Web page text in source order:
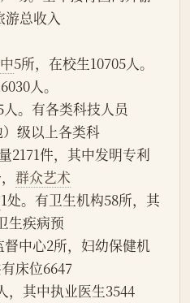
游总收入
5所，在校生10705人。
人。
。有各类科技人员
级以上各类科
2171件，其中发明专利
群众艺术
1处。有卫生机构58所，其
生疾病预
中心2所，妇幼保健机
床位6647
，其中执业医生3544